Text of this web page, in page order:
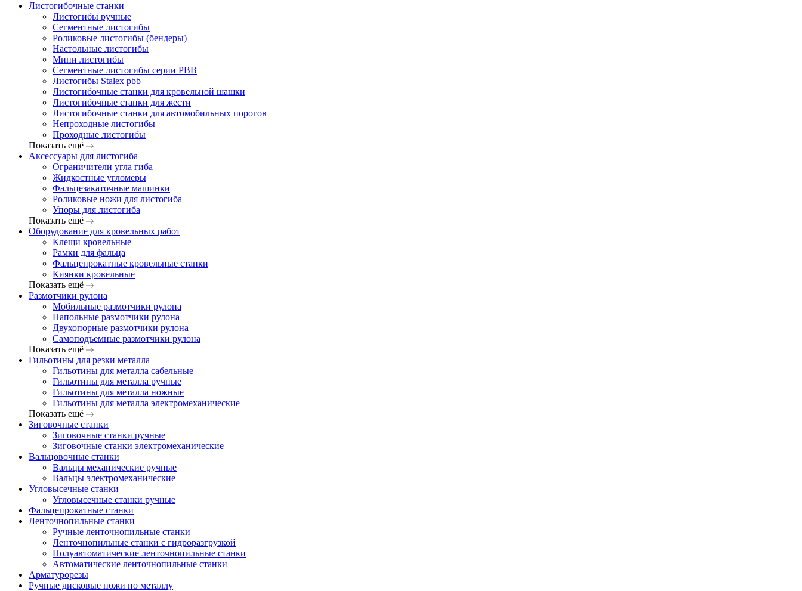
Листогибочные станки
Листогибы ручные
Сегментные листогибы
Роликовые листогибы (бендеры)
Настольные листогибы
Мини листогибы
Сегментные листогибы серии PBB
Листогибы Stalex pbb
Листогибочные станки для кровельной шашки
Листогибочные станки для жести
Листогибочные станки для автомобильных порогов
Непроходные листогибы
Проходные листогибы
Показать ещё
Аксессуары для листогиба
Ограничители угла гиба
Жидкостные угломеры
Фальцезакаточные машинки
Роликовые ножи для листогиба
Упоры для листогиба
Показать ещё
Оборудование для кровельных работ
Клещи кровельные
Рамки для фальца
Фальцепрокатные кровельные станки
Киянки кровельные
Показать ещё
Размотчики рулона
Мобильные размотчики рулона
Напольные размотчики рулона
Двухопорные размотчики рулона
Самоподъемные размотчики рулона
Показать ещё
Гильотины для резки металла
Гильотины для металла сабельные
Гильотины для металла ручные
Гильотины для металла ножные
Гильотины для металла электромеханические
Показать ещё
Зиговочные станки
Зиговочные станки ручные
Зиговочные станки электромеханические
Вальцовочные станки
Вальцы механические ручные
Вальцы электромеханические
Угловысечные станки
Угловысечные станки ручные
Фальцепрокатные станки
Ленточнопильные станки
Ручные ленточнопильные станки
Ленточнопильные станки с гидроразгрузкой
Полуавтоматические ленточнопильные станки
Автоматические ленточнопильные станки
Арматурорезы
Ручные дисковые ножи по металлу